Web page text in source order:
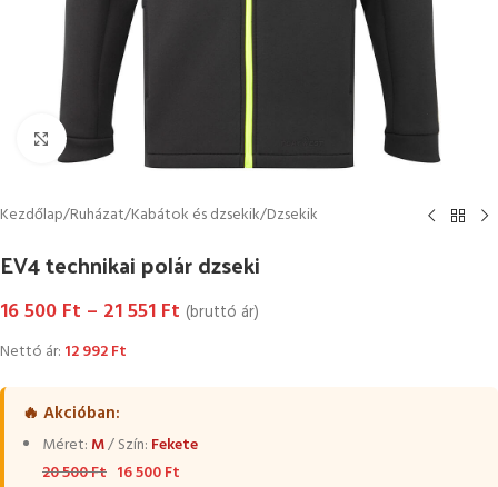
Kattintson a nagyításhoz
Kezdőlap/Ruházat/Kabátok és dzsekik/Dzsekik
EV4 technikai polár dzseki
16 500 Ft – 21 551 Ft (bruttó ár)
Nettó ár: 12 992Ft
🔥 Akcióban:
Méret: M/ Szín: Fekete
20 500Ft 16 500Ft